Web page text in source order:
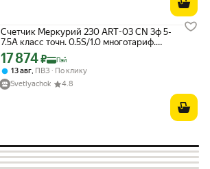
Счетчик Меркурий 230 ART-03 CN 3ф 5-
7.5А класс точн. 0.5S/1.0 многотариф.
CAN ЖКИ Моск. вр. Инкотекс
М0000052401
Цена с картой Яндекс Пэй 17874 ₽ вместо
17 874₽ Пэй
13 авг, ПВЗ
По клику
Svetlyachok
4.8